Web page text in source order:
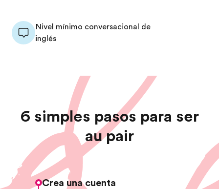
Nivel mínimo conversacional de
inglés
6 simples pasos para ser
au pair
Crea una cuenta